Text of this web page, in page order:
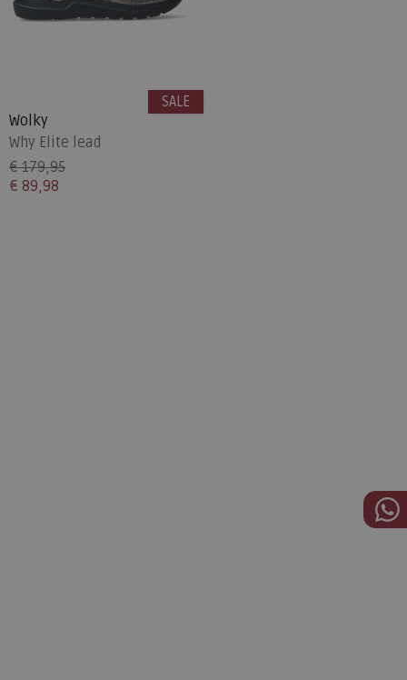
Wolky
Why Elite lead
€ 179,95
€ 89,98
SALE